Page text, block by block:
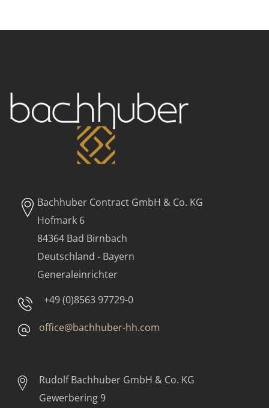
Bachhuber Contract GmbH & Co. KG
Hofmark 6
84364 Bad Birnbach
Deutschland - Bayern
Generaleinrichter
+49 (0)8563 97729-0
office@bachhuber-hh.com
Rudolf Bachhuber GmbH & Co. KG
Gewerbering 9